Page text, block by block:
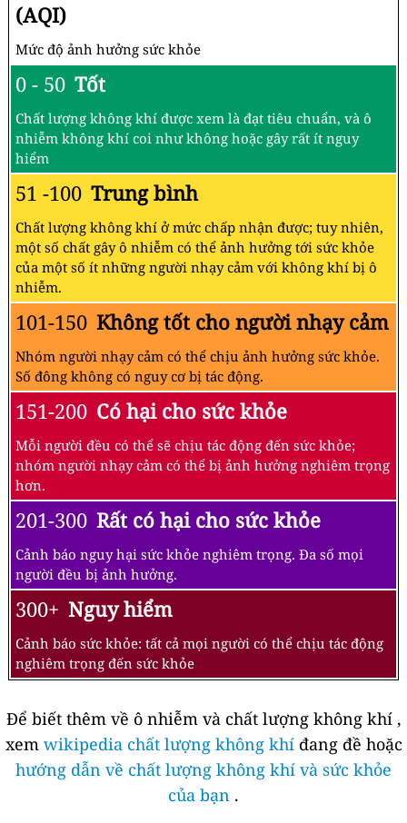
(AQI)
Mức độ ảnh hưởng sức khỏe
0 - 50 Tốt
Chất lượng không khí được xem là đạt tiêu chuẩn, và ô
nhiễm không khí coi như không hoặc gây rất ít nguy
hiểm
51 -100 Trung bình
Chất lượng không khí ở mức chấp nhận được; tuy nhiên,
một số chất gây ô nhiễm có thể ảnh hưởng tới sức khỏe
của một số ít những người nhạy cảm với không khí bị ô
nhiễm.
101-150 Không tốt cho người nhạy cảm
Nhóm người nhạy cảm có thể chịu ảnh hưởng sức khỏe.
Số đông không có nguy cơ bị tác động.
151-200 Có hại cho sức khỏe
Mỗi người đều có thể sẽ chịu tác động đến sức khỏe;
nhóm người nhạy cảm có thể bị ảnh hưởng nghiêm trọng
hơn.
201-300 Rất có hại cho sức khỏe
Cảnh báo nguy hại sức khỏe nghiêm trọng. Đa số mọi
người đều bị ảnh hưởng.
300+ Nguy hiểm
Cảnh báo sức khỏe: tất cả mọi người có thể chịu tác động
nghiêm trọng đến sức khỏe
Để biết thêm về ô nhiễm và chất lượng không khí ,
xem wikipedia chất lượng không khíđang đề hoặc
hướng dẫn về chất lượng không khí và sức khỏe
của bạn .